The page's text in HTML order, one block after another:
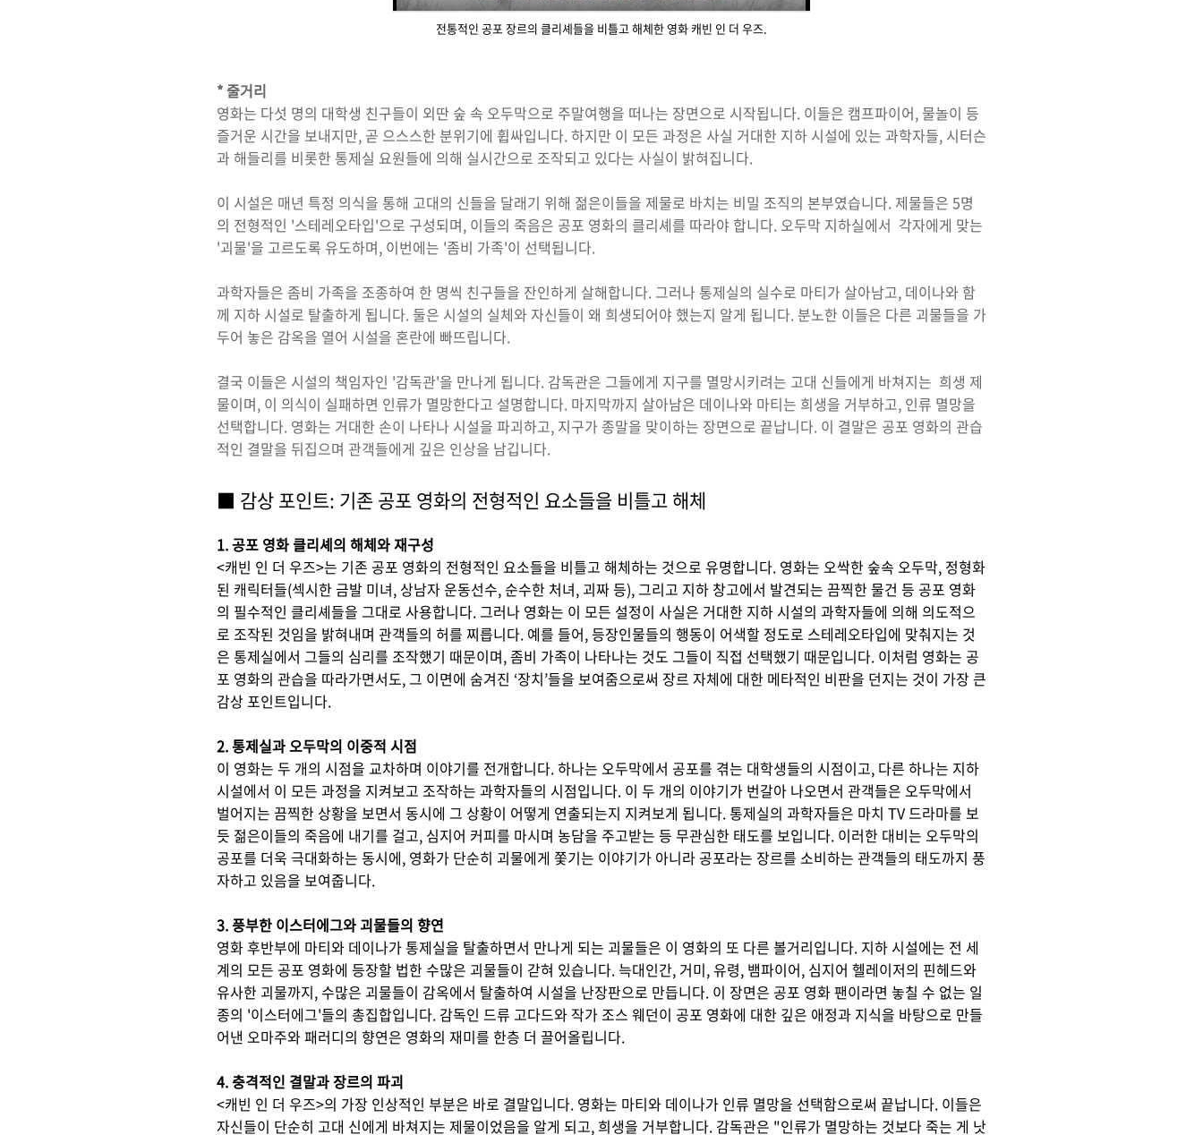
전통적인 공포 장르의 클리셰들을 비틀고 해체한 영화 캐빈 인 더 우즈.
* 줄거리
영화는 다섯 명의 대학생 친구들이 외딴 숲 속 오두막으로 주말여행을 떠나는 장면으로 시작됩니다. 이들은 캠프파이어, 물놀이 등
즐거운 시간을 보내지만, 곧 으스스한 분위기에 휩싸입니다. 하지만 이 모든 과정은 사실 거대한 지하 시설에 있는 과학자들, 시터슨
과 해들리를 비롯한 통제실 요원들에 의해 실시간으로 조작되고 있다는 사실이 밝혀집니다.
이 시설은 매년 특정 의식을 통해 고대의 신들을 달래기 위해 젊은이들을 제물로 바치는 비밀 조직의 본부였습니다. 제물들은 5명
의 전형적인 '스테레오타입'으로 구성되며, 이들의 죽음은 공포 영화의 클리셰를 따라야 합니다. 오두막 지하실에서 각자에게 맞는
'괴물'을 고르도록 유도하며, 이번에는 '좀비 가족'이 선택됩니다.
과학자들은 좀비 가족을 조종하여 한 명씩 친구들을 잔인하게 살해합니다. 그러나 통제실의 실수로 마티가 살아남고, 데이나와 함
께 지하 시설로 탈출하게 됩니다. 둘은 시설의 실체와 자신들이 왜 희생되어야 했는지 알게 됩니다. 분노한 이들은 다른 괴물들을 가
두어 놓은 감옥을 열어 시설을 혼란에 빠뜨립니다.
결국 이들은 시설의 책임자인 '감독관'을 만나게 됩니다. 감독관은 그들에게 지구를 멸망시키려는 고대 신들에게 바쳐지는 희생 제
물이며, 이 의식이 실패하면 인류가 멸망한다고 설명합니다. 마지막까지 살아남은 데이나와 마티는 희생을 거부하고, 인류 멸망을
선택합니다. 영화는 거대한 손이 나타나 시설을 파괴하고, 지구가 종말을 맞이하는 장면으로 끝납니다. 이 결말은 공포 영화의 관습
적인 결말을 뒤집으며 관객들에게 깊은 인상을 남깁니다.
■ 감상 포인트: 기존 공포 영화의 전형적인 요소들을 비틀고 해체
1. 공포 영화 클리셰의 해체와 재구성
<캐빈 인 더 우즈>는 기존 공포 영화의 전형적인 요소들을 비틀고 해체하는 것으로 유명합니다. 영화는 오싹한 숲속 오두막, 정형화
된 캐릭터들(섹시한 금발 미녀, 상남자 운동선수, 순수한 처녀, 괴짜 등), 그리고 지하 창고에서 발견되는 끔찍한 물건 등 공포 영화
의 필수적인 클리셰들을 그대로 사용합니다. 그러나 영화는 이 모든 설정이 사실은 거대한 지하 시설의 과학자들에 의해 의도적으
로 조작된 것임을 밝혀내며 관객들의 허를 찌릅니다. 예를 들어, 등장인물들의 행동이 어색할 정도로 스테레오타입에 맞춰지는 것
은 통제실에서 그들의 심리를 조작했기 때문이며, 좀비 가족이 나타나는 것도 그들이 직접 선택했기 때문입니다. 이처럼 영화는 공
포 영화의 관습을 따라가면서도, 그 이면에 숨겨진 ‘장치’들을 보여줌으로써 장르 자체에 대한 메타적인 비판을 던지는 것이 가장 큰
감상 포인트입니다.
2. 통제실과 오두막의 이중적 시점
이 영화는 두 개의 시점을 교차하며 이야기를 전개합니다. 하나는 오두막에서 공포를 겪는 대학생들의 시점이고, 다른 하나는 지하
시설에서 이 모든 과정을 지켜보고 조작하는 과학자들의 시점입니다. 이 두 개의 이야기가 번갈아 나오면서 관객들은 오두막에서
벌어지는 끔찍한 상황을 보면서 동시에 그 상황이 어떻게 연출되는지 지켜보게 됩니다. 통제실의 과학자들은 마치 TV 드라마를 보
듯 젊은이들의 죽음에 내기를 걸고, 심지어 커피를 마시며 농담을 주고받는 등 무관심한 태도를 보입니다. 이러한 대비는 오두막의
공포를 더욱 극대화하는 동시에, 영화가 단순히 괴물에게 쫓기는 이야기가 아니라 공포라는 장르를 소비하는 관객들의 태도까지 풍
자하고 있음을 보여줍니다.
3. 풍부한 이스터에그와 괴물들의 향연
영화 후반부에 마티와 데이나가 통제실을 탈출하면서 만나게 되는 괴물들은 이 영화의 또 다른 볼거리입니다. 지하 시설에는 전 세
계의 모든 공포 영화에 등장할 법한 수많은 괴물들이 갇혀 있습니다. 늑대인간, 거미, 유령, 뱀파이어, 심지어 헬레이저의 핀헤드와
유사한 괴물까지, 수많은 괴물들이 감옥에서 탈출하여 시설을 난장판으로 만듭니다. 이 장면은 공포 영화 팬이라면 놓칠 수 없는 일
종의 '이스터에그'들의 총집합입니다. 감독인 드류 고다드와 작가 조스 웨던이 공포 영화에 대한 깊은 애정과 지식을 바탕으로 만들
어낸 오마주와 패러디의 향연은 영화의 재미를 한층 더 끌어올립니다.
4. 충격적인 결말과 장르의 파괴
<캐빈 인 더 우즈>의 가장 인상적인 부분은 바로 결말입니다. 영화는 마티와 데이나가 인류 멸망을 선택함으로써 끝납니다. 이들은
자신들이 단순히 고대 신에게 바쳐지는 제물이었음을 알게 되고, 희생을 거부합니다. 감독관은 "인류가 멸망하는 것보다 죽는 게 낫